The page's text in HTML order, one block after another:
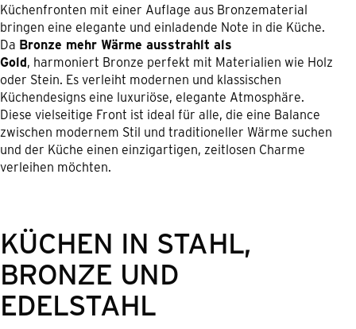
Küchenfronten mit einer Auflage aus Bronzematerial
bringen eine elegante und einladende Note in die Küche.
Da Bronze mehr Wärme ausstrahlt als
Gold, harmoniert Bronze perfekt mit Materialien wie Holz
oder Stein. Es verleiht modernen und klassischen
Küchendesigns eine luxuriöse, elegante Atmosphäre.
Diese vielseitige Front ist ideal für alle, die eine Balance
zwischen modernem Stil und traditioneller Wärme suchen
und der Küche einen einzigartigen, zeitlosen Charme
verleihen möchten.
KÜCHEN IN STAHL,
BRONZE UND
EDELSTAHL